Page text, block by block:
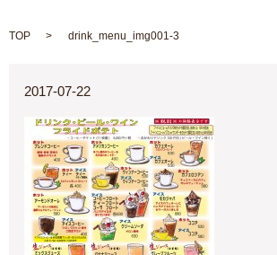
TOP drink_menu_img001-3
2017-07-22